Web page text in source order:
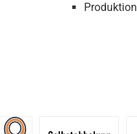
Produktion